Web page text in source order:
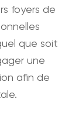
foyers de
que soit
une
afin de